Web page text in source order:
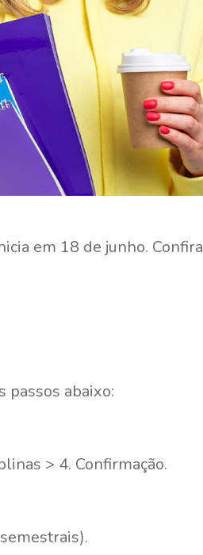
em 18 de junho. Confira
passos abaixo:
> 4. Confirmação.